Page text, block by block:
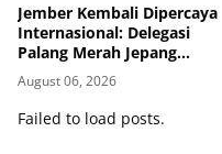
Jember Kembali Dipercaya
Internasional: Delegasi
Palang Merah Jepang
Perkuat Kesiapsiagaan
Bencana di Kawasan Pesisir
dan Sekolah
August 06, 2026
Failed to load posts.